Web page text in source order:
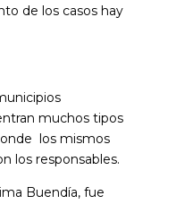
de los casos hay
muchos tipos
los mismos
los responsables.
Buendía, fue